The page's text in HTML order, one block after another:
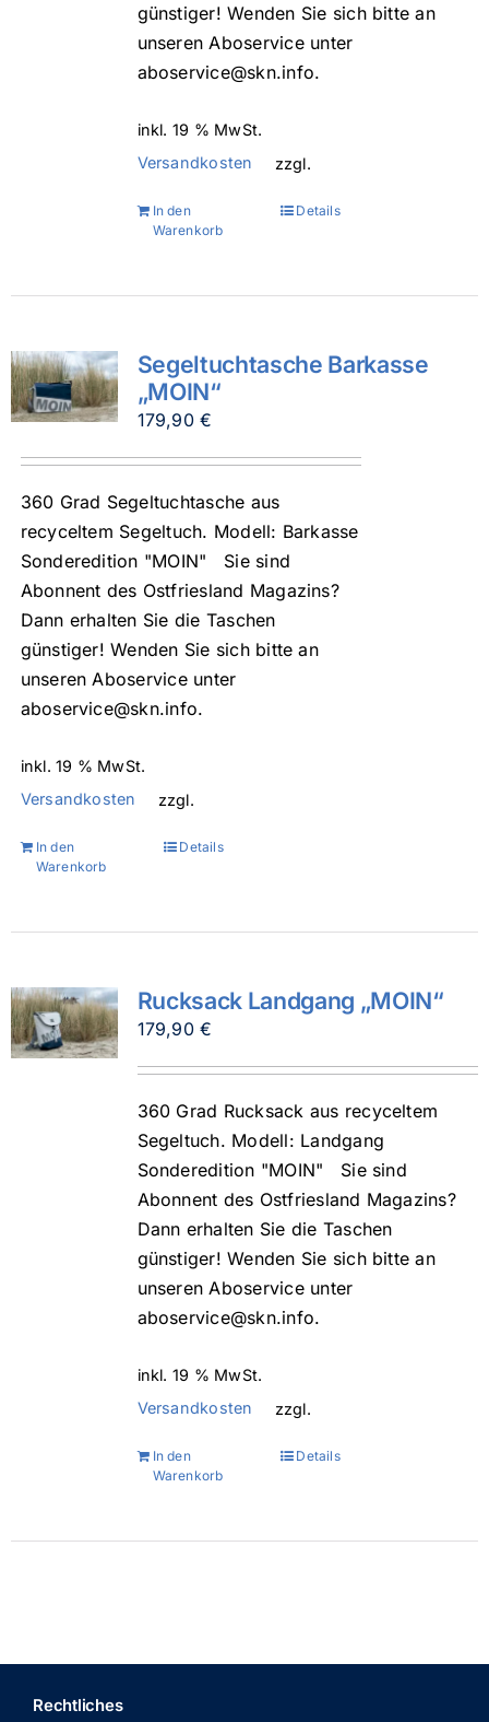
günstiger! Wenden Sie sich bitte an
unseren Aboservice unter
aboservice@skn.info.
inkl. 19 % MwSt.
zzgl.
Versandkosten
In den
Warenkorb
Details
Segeltuchtasche Barkasse
„MOIN“
179,90€
360 Grad Segeltuchtasche aus
recyceltem Segeltuch. Modell: Barkasse
Sonderedition "MOIN" Sie sind
Abonnent des Ostfriesland Magazins?
Dann erhalten Sie die Taschen
günstiger! Wenden Sie sich bitte an
unseren Aboservice unter
aboservice@skn.info.
inkl. 19 % MwSt.
zzgl.
Versandkosten
In den
Warenkorb
Details
Rucksack Landgang „MOIN“
179,90€
360 Grad Rucksack aus recyceltem
Segeltuch. Modell: Landgang
Sonderedition "MOIN" Sie sind
Abonnent des Ostfriesland Magazins?
Dann erhalten Sie die Taschen
günstiger! Wenden Sie sich bitte an
unseren Aboservice unter
aboservice@skn.info.
inkl. 19 % MwSt.
zzgl.
Versandkosten
In den
Warenkorb
Details
Rechtliches